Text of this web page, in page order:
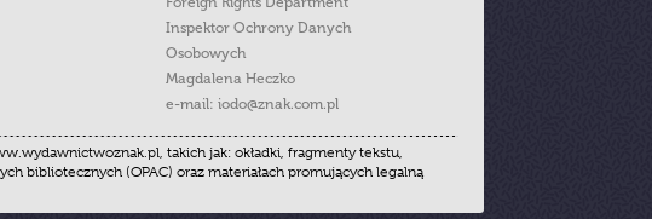
Inspektor Ochrony Danych
Osobowych
Magdalena Heczko
e-mail: iodo@znak.com.pl
takich jak: okładki, fragmenty tekstu,
bibliotecznych (OPAC) oraz materiałach promujących legalną